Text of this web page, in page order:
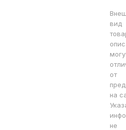
вид
от
на
не